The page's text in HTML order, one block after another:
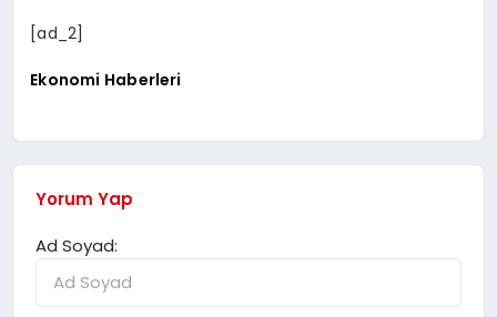
[ad_2]
Ekonomi Haberleri
Yorum Yap
Ad Soyad: